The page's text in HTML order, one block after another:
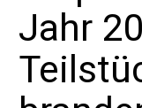
Jahr